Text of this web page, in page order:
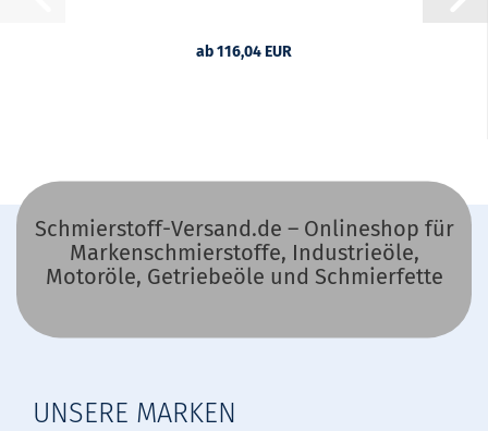
ab 116,04 EUR
Schmierstoff-Versand.de – Onlineshop für
Markenschmierstoffe, Industrieöle,
Motoröle, Getriebeöle und Schmierfette
UNSERE MARKEN